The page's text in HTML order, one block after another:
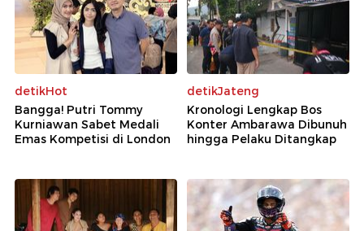
detikHot
Bangga! Putri Tommy
Kurniawan Sabet Medali
Emas Kompetisi di London
detikJateng
Kronologi Lengkap Bos
Konter Ambarawa Dibunuh
hingga Pelaku Ditangkap